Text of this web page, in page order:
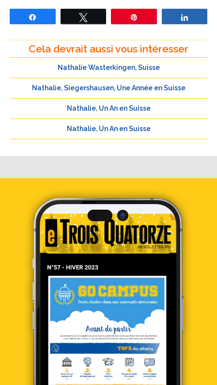
Cela devrait aussi vous intéresser
Nathalie Wasterkingen, Suisse
Nathalie, Siegershausen, Une Année en Suisse
Nathalie, Un An en Suisse
Nathalie, Un An en Suisse